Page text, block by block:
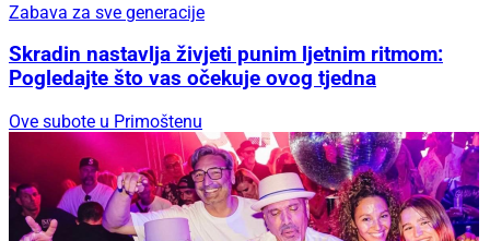
Zabava za sve generacije
Skradin nastavlja živjeti punim ljetnim ritmom:
Pogledajte što vas očekuje ovog tjedna
Ove subote u Primoštenu